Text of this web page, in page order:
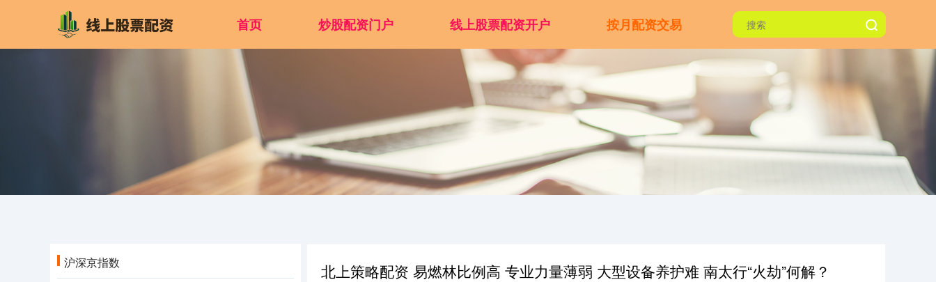
首页 炒股配资门户 线上股票配资开户 按月配资交易
北上策略配资 易燃林比例高 专业力量薄弱 大型设备养护难 南太行“火劫”何解？
沪深京指数